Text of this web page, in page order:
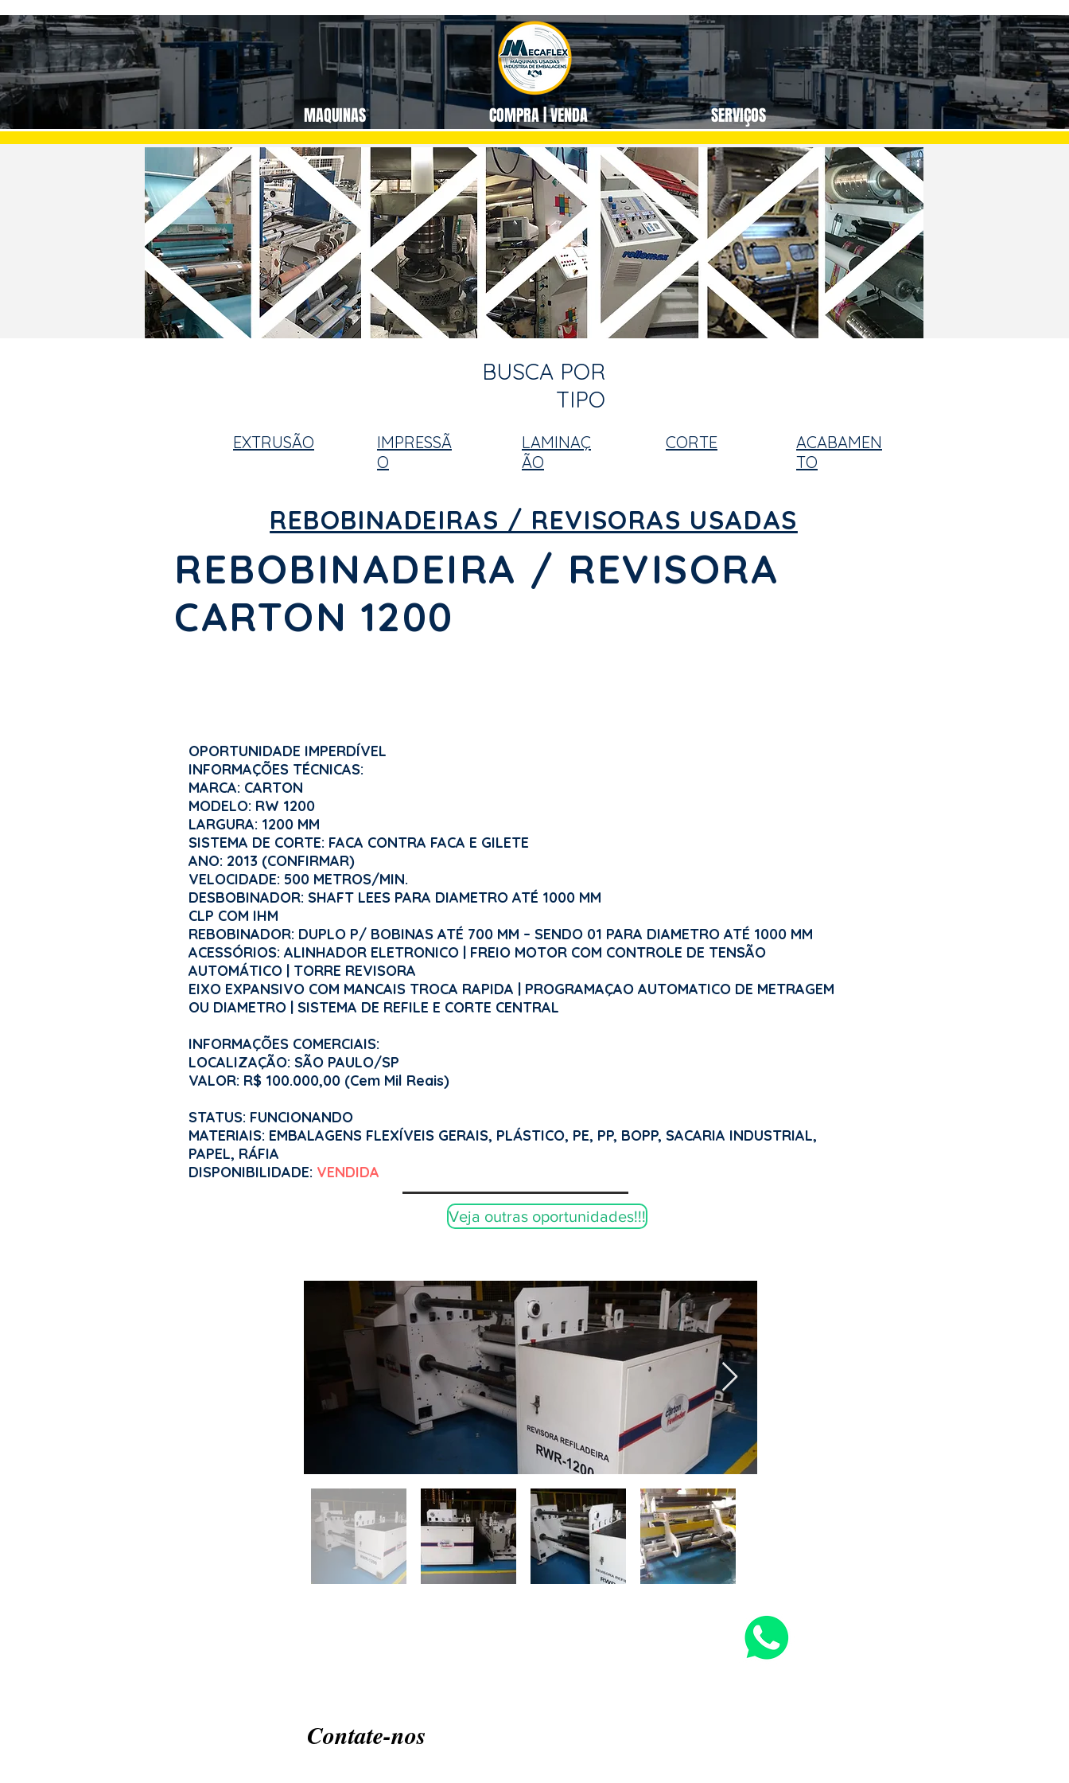
MAQUINAS COMPRA | VENDA SERVIÇOS
BUSCA POR
TIPO
EXTRUSÃO
IMPRESSÃ
O
LAMINAÇ
ÃO
CORTE
ACABAMEN
TO
REBOBINADEIRAS / REVISORAS USADAS
REBOBINADEIRA / REVISORA
CARTON 1200
OPORTUNIDADE IMPERDÍVEL
INFORMAÇÕES TÉCNICAS:
MARCA: CARTON
MODELO: RW 1200
LARGURA: 1200 MM
SISTEMA DE CORTE: FACA CONTRA FACA E GILETE
ANO: 2013 (CONFIRMAR)
VELOCIDADE: 500 METROS/MIN.
DESBOBINADOR: SHAFT LEES PARA DIAMETRO ATÉ 1000 MM
CLP COM IHM
REBOBINADOR: DUPLO P/ BOBINAS ATÉ 700 MM – SENDO 01 PARA DIAMETRO ATÉ 1000 MM
ACESSÓRIOS: ALINHADOR ELETRONICO | FREIO MOTOR COM CONTROLE DE TENSÃO
AUTOMÁTICO | TORRE REVISORA
EIXO EXPANSIVO COM MANCAIS TROCA RAPIDA | PROGRAMAÇAO AUTOMATICO DE METRAGEM
OU DIAMETRO | SISTEMA DE REFILE E CORTE CENTRAL
INFORMAÇÕES COMERCIAIS:
LOCALIZAÇÃO: SÃO PAULO/SP
VALOR: R$ 100.000,00 (Cem Mil Reais)
STATUS: FUNCIONANDO
MATERIAIS: EMBALAGENS FLEXÍVEIS GERAIS, PLÁSTICO, PE, PP, BOPP, SACARIA INDUSTRIAL,
PAPEL, RÁFIA
DISPONIBILIDADE: VENDIDA
Veja outras oportunidades!!!
Receba Oportunidades e Novidades direto no seu WhatsApp.
Contate-nos